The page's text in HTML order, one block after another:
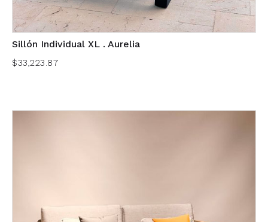
Sillón Individual XL . Aurelia
$33,223.87